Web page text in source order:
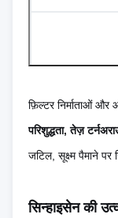
यांत्रिक तनाव
फ़िल्टर निर्माताओं और
परिशुद्धता, तेज़
जटिल, सूक्ष्म पैमाने पर
सिन्हाइसेन की